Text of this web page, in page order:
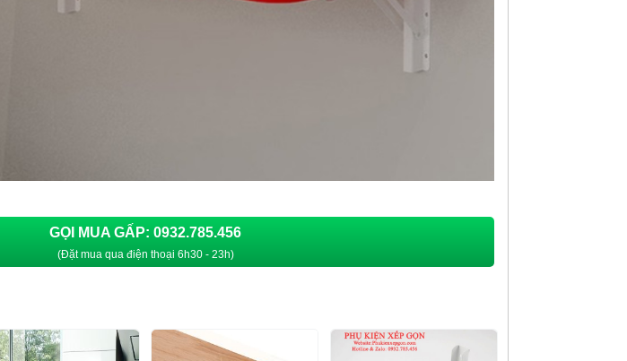
GỌI MUA GẤP: 0932.785.456
(Đặt mua qua điện thoại 6h30 - 23h)